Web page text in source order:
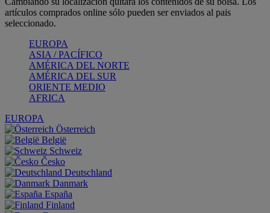
artículos comprados online sólo pueden ser enviados al pais
seleccionado.
EUROPA
ASIA / PACÍFICO
AMÉRICA DEL NORTE
AMÉRICA DEL SUR
ORIENTE MEDIO
AFRICA
EUROPA
Österreich
België
Schweiz
Česko
Deutschland
Danmark
España
Finland